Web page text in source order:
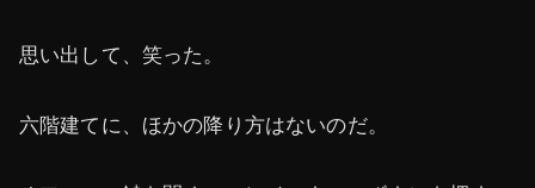
思い出して、笑った。
六階建てに、ほかの降り方はないのだ。